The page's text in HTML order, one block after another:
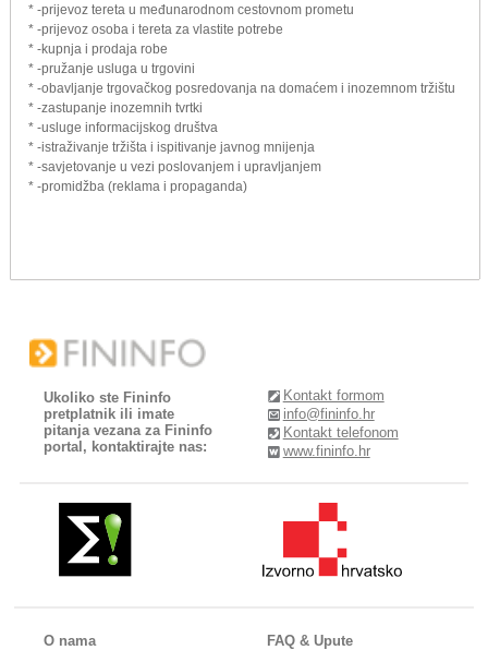
* -prijevoz tereta u međunarodnom cestovnom prometu
* -prijevoz osoba i tereta za vlastite potrebe
* -kupnja i prodaja robe
* -pružanje usluga u trgovini
* -obavljanje trgovačkog posredovanja na domaćem i inozemnom tržištu
* -zastupanje inozemnih tvrtki
* -usluge informacijskog društva
* -istraživanje tržišta i ispitivanje javnog mnijenja
* -savjetovanje u vezi poslovanjem i upravljanjem
* -promidžba (reklama i propaganda)
Ukoliko ste Fininfo
pretplatnik ili imate
pitanja vezana za Fininfo
portal, kontaktirajte nas:
Kontakt formom
info@fininfo.hr
Kontakt telefonom
www.fininfo.hr
O nama
FAQ & Upute